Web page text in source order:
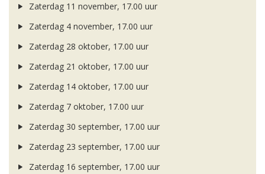
Zaterdag 11 november, 17.00 uur
Zaterdag 4 november, 17.00 uur
Zaterdag 28 oktober, 17.00 uur
Zaterdag 21 oktober, 17.00 uur
Zaterdag 14 oktober, 17.00 uur
Zaterdag 7 oktober, 17.00 uur
Zaterdag 30 september, 17.00 uur
Zaterdag 23 september, 17.00 uur
Zaterdag 16 september, 17.00 uur